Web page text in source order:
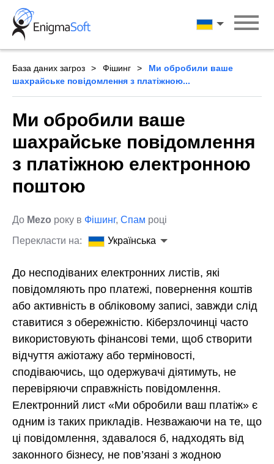
Skip
content
Українська
База даних загроз Фішинг
Ми обробили ваше
шахрайське повідомлення з платіжною...
Ми обробили ваше
шахрайське повідомлення
з платіжною електронною
поштою
До Mezo року в Фішинг, Спам році
Перекласти на:
Українська
До несподіваних електронних листів, які
повідомляють про платежі, повернення коштів
або активність в обліковому записі, завжди слід
ставитися з обережністю. Кіберзлочинці часто
використовують фінансові теми, щоб створити
відчуття ажіотажу або терміновості,
сподіваючись, що одержувачі діятимуть, не
перевіряючи справжність повідомлення.
Електронний лист «Ми обробили ваш платіж» є
одним із таких прикладів. Незважаючи на те, що
ці повідомлення, здавалося б, надходять від
законного бізнесу, не пов’язані з жодною